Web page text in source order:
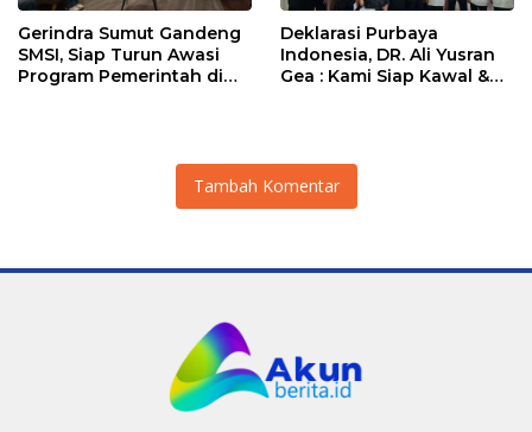
Gerindra Sumut Gandeng
SMSI, Siap Turun Awasi
Program Pemerintah di
Deklarasi Purbaya
Indonesia, DR. Ali Yusran
Gea : Kami Siap Kawal &
Tambah Komentar